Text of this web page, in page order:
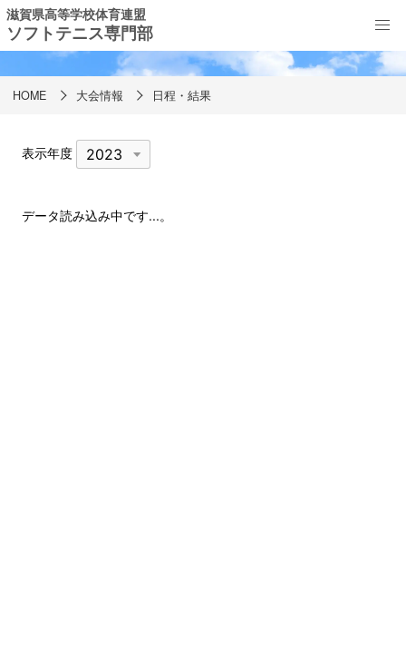
滋賀県高等学校体育連盟
ソフトテニス専門部
日程・結果
HOME 大会情報 日程・結果
表示年度
データ読み込み中です...。